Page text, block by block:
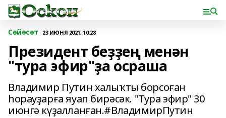
Сәйәсәт 23 ИЮНЯ 2021, 10:28
Президент беҙҙең менән
"тура эфир"ҙа осраша
Владимир Путин халыҡты борсоған
һорауҙарға яуап бирәсәк. "Тура эфир" 30
июнгә күҙалланған.#ВладимирПутин